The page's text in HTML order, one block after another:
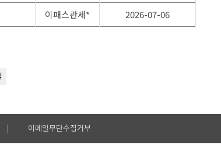
이패스관세* 2026-07-06
| 이메일무단수집거부